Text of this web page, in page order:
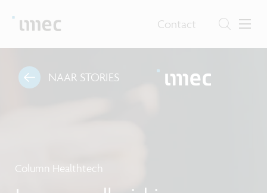
Contact
NAAR STORIES
Column Healthtech